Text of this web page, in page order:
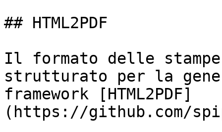
## HTML2PDF
Il formato delle
strutturato per la
framework [HTML2PDF]
(https://github.com/